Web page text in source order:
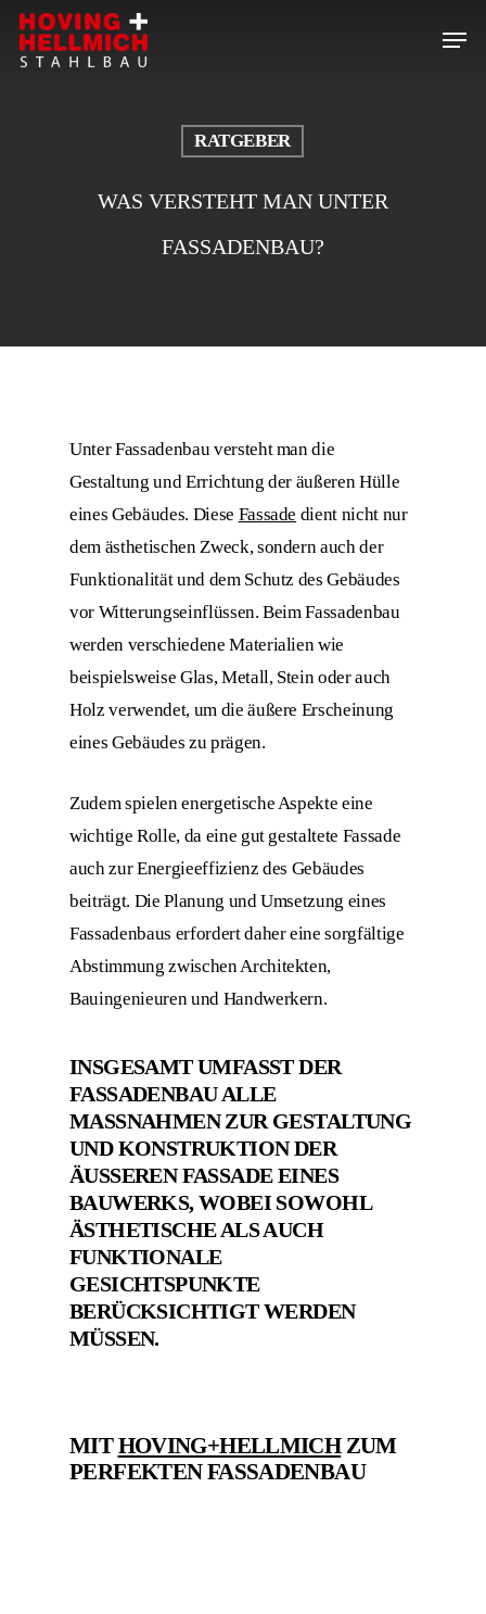
Skip
Menu
RATGEBER
WAS VERSTEHT MAN UNTER
FASSADENBAU?
Unter Fassadenbau versteht man die
Gestaltung und Errichtung der äußeren Hülle
eines Gebäudes. Diese Fassade dient nicht nur
dem ästhetischen Zweck, sondern auch der
Funktionalität und dem Schutz des Gebäudes
vor Witterungseinflüssen. Beim Fassadenbau
werden verschiedene Materialien wie
beispielsweise Glas, Metall, Stein oder auch
Holz verwendet, um die äußere Erscheinung
eines Gebäudes zu prägen.
Zudem spielen energetische Aspekte eine
wichtige Rolle, da eine gut gestaltete Fassade
auch zur Energieeffizienz des Gebäudes
beiträgt. Die Planung und Umsetzung eines
Fassadenbaus erfordert daher eine sorgfältige
Abstimmung zwischen Architekten,
Bauingenieuren und Handwerkern.
INSGESAMT UMFASST DER
FASSADENBAU ALLE
MASSNAHMEN ZUR GESTALTUNG U
ND KONSTRUKTION DER Ä
USSEREN FASSADE EINES BA
UWERKS, WOBEI SOWOHL ÄS
THETISCHE ALS AUCH FU
NKTIONALE GE
SICHTSPUNKTE BE
RÜCKSICHTIGT WERDEN MÜ
SSEN.
MITHOVING+HELLMICHZUM
PERFEKTEN FASSADENBAU